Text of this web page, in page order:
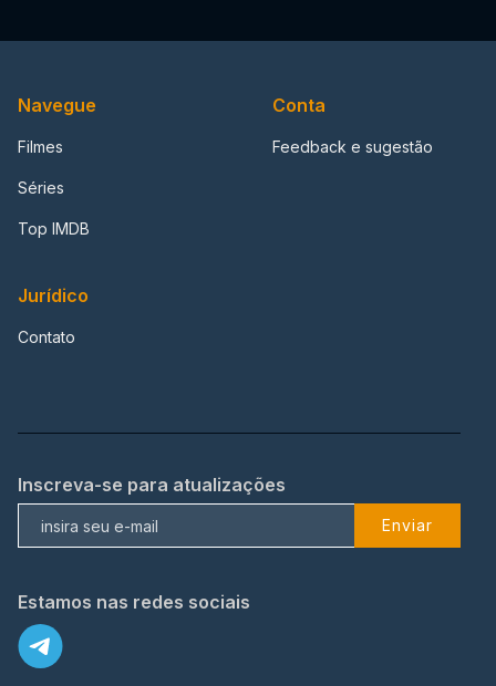
Navegue
Filmes
Séries
Top IMDB
Conta
Feedback e sugestão
Jurídico
Contato
Inscreva-se para atualizações
Enviar
Estamos nas redes sociais